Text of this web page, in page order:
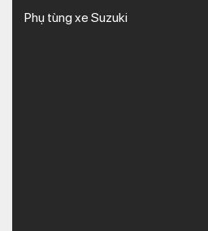
Phụ tùng xe Suzuki